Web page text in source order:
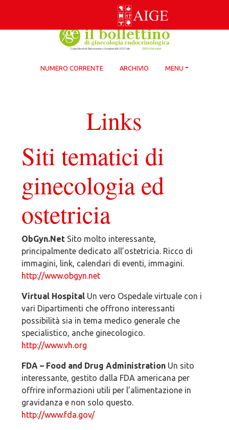
NUMERO CORRENTE ARCHIVIO MENU
Links
Siti tematici di
ginecologia ed
ostetricia
ObGyn.NetSito molto interessante,
principalmente dedicato all’ostetricia. Ricco di
immagini, link, calendari di eventi, immagini.
http://www.obgyn.net
Virtual HospitalUn vero Ospedale virtuale con i
vari Dipartimenti che offrono interessanti
possibilità sia in tema medico generale che
specialistico, anche ginecologico.
http://www.vh.org
FDA – Food and Drug AdministrationUn sito
interessante, gestito dalla FDA americana per
offrire informazioni utili per l’alimentazione in
gravidanza e non solo questo.
http://www.fda.gov/